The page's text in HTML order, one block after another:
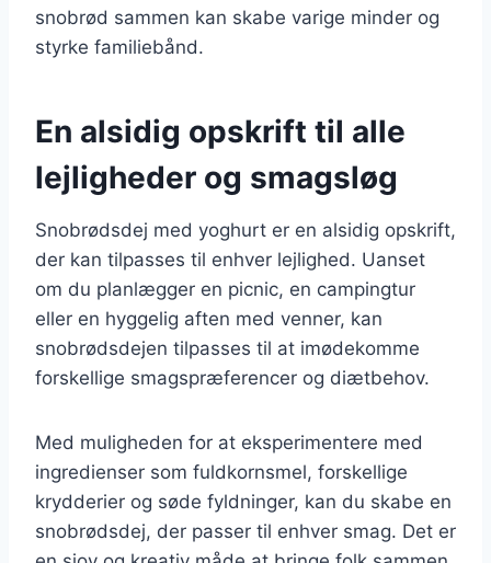
snobrød sammen kan skabe varige minder og
styrke familiebånd.
En alsidig opskrift til alle
lejligheder og smagsløg
Snobrødsdej med yoghurt er en alsidig opskrift,
der kan tilpasses til enhver lejlighed. Uanset
om du planlægger en picnic, en campingtur
eller en hyggelig aften med venner, kan
snobrødsdejen tilpasses til at imødekomme
forskellige smagspræferencer og diætbehov.
Med muligheden for at eksperimentere med
ingredienser som fuldkornsmel, forskellige
krydderier og søde fyldninger, kan du skabe en
snobrødsdej, der passer til enhver smag. Det er